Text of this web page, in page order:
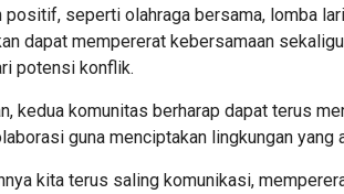
positif, seperti olahraga bersama, lomba
dapat mempererat kebersamaan
potensi konflik.
kedua komunitas berharap dapat terus
guna menciptakan lingkungan yang
kita terus saling komunikasi,